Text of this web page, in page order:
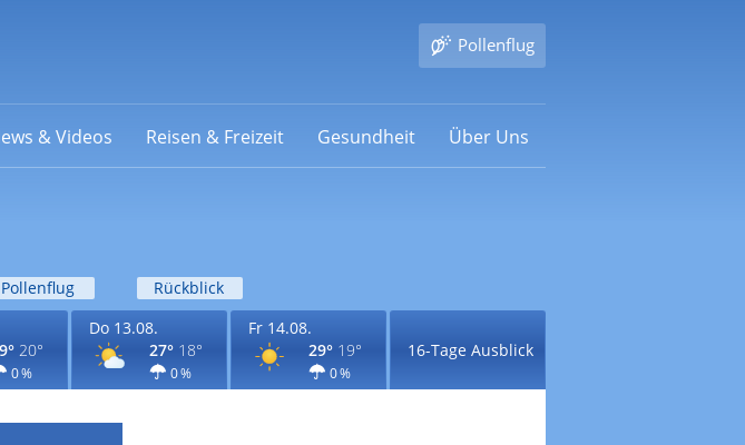
Pollenflug
& Videos Reisen & Freizeit Gesundheit Über Uns
Pollenflug
Rückblick
20°
0 %
Do 13.08.
27° 18°
0 %
Fr 14.08.
29° 19°
0 %
16-Tage Ausblick